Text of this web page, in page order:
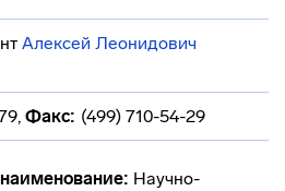
Алексей Леонидович
, Факс: (499) 710-54-29
Научно-